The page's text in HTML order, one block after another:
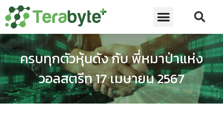
ครบทุกตัวหุ้นดัง กับ พี่หมาป่าแห่ง
วอลสตรีท 17 เมษายน 2567